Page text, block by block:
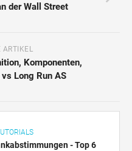
der Wall Street
ARTIKEL
Komponenten,
Long Run AS
- Top 6